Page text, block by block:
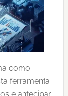
como
ferramenta
e antecipar